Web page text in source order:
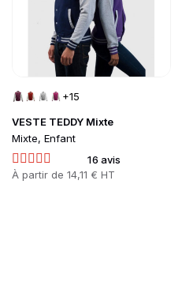
VESTE TEDDY Mixte
Mixte, Enfant
16 avis
Prix
À partir de 14,11 € HT
+15